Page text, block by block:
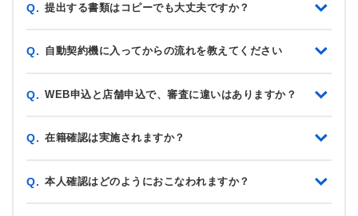
Q. 提出する書類はコピーでも大丈夫ですか？
Q. 自動契約機に入ってからの流れを教えてください
Q. WEB申込と店舗申込で、審査に違いはありますか？
Q. 在籍確認は実施されますか？
Q. 本人確認はどのようにおこなわれますか？